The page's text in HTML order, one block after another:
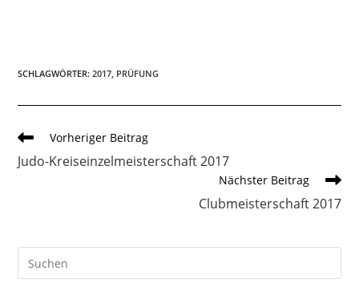
SCHLAGWÖRTER:2017, PRÜFUNG
Weitere
ansehen
Vorheriger Beitrag
Judo-Kreiseinzelmeisterschaft 2017
Nächster Beitrag
Clubmeisterschaft 2017